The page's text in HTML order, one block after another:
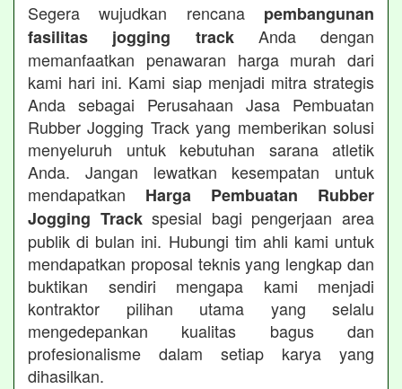
Segera wujudkan rencana pembangunan
fasilitas jogging trackAnda dengan
memanfaatkan penawaran harga murah dari
kami hari ini. Kami siap menjadi mitra strategis
Anda sebagai Perusahaan Jasa Pembuatan
Rubber Jogging Track yang memberikan solusi
menyeluruh untuk kebutuhan sarana atletik
Anda. Jangan lewatkan kesempatan untuk
mendapatkan Harga Pembuatan Rubber
Jogging Trackspesial bagi pengerjaan area
publik di bulan ini. Hubungi tim ahli kami untuk
mendapatkan proposal teknis yang lengkap dan
buktikan sendiri mengapa kami menjadi
kontraktor pilihan utama yang selalu
mengedepankan kualitas bagus dan
profesionalisme dalam setiap karya yang
dihasilkan.